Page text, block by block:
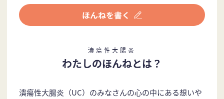
潰瘍性大腸炎
わたしのほんねとは？
潰瘍性大腸炎（UC）のみなさんの心の中にある想いや